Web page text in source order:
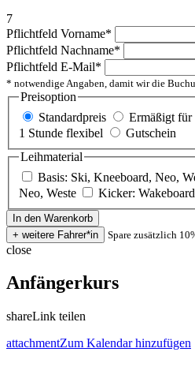
7
Pflichtfeld Vorname*
Pflichtfeld Nachname*
Pflichtfeld E-Mail*
* notwendige Angaben, damit wir die
Preisoption
Standardpreis
Ermäßigt
1 Stunde flexibel
Gutschein
Leihmaterial
Basis: Ski, Kneeboard, Neo,
Neo, Weste
Kicker:
Spare zusätzlich
close
Anfängerkurs
shareLink teilen
attachmentZum Kalendar hinzufügen